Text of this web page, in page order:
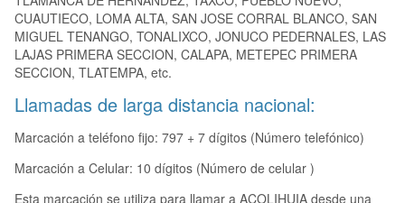
CUAUTIECO, LOMA ALTA, SAN JOSE CORRAL BLANCO, SAN
MIGUEL TENANGO, TONALIXCO, JONUCO PEDERNALES, LAS
LAJAS PRIMERA SECCION, CALAPA, METEPEC PRIMERA
SECCION, TLATEMPA, etc.
Llamadas de larga distancia nacional:
Marcación a teléfono fijo: 797 + 7 dígitos (Número telefónico)
Marcación a Celular: 10 dígitos (Número de celular )
Esta marcación se utiliza para llamar a ACOLIHUIA desde una